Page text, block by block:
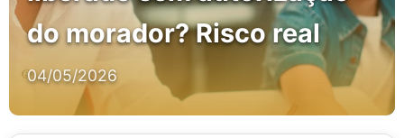
do morador? Risco real
04/05/2026